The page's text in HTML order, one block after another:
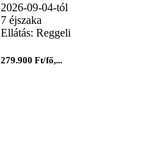
2026-09-04-tól
7 éjszaka
Ellátás: Reggeli
279.900 Ft/fő,...